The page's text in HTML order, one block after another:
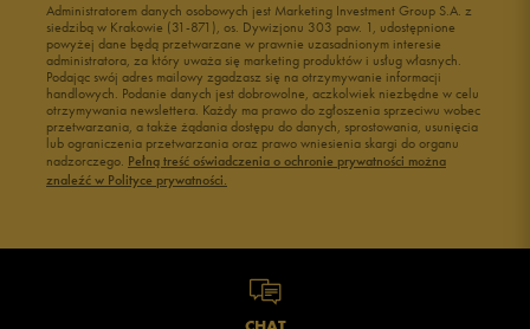
Administratorem danych osobowych jest Marketing Investment Group S.A. z
siedzibą w Krakowie (31-871), os. Dywizjonu 303 paw. 1, udostępnione
powyżej dane będą przetwarzane w prawnie uzasadnionym interesie
administratora, za który uważa się marketing produktów i usług własnych.
Podając swój adres mailowy zgadzasz się na otrzymywanie informacji
handlowych. Podanie danych jest dobrowolne, aczkolwiek niezbędne w celu
otrzymywania newslettera. Każdy ma prawo do zgłoszenia sprzeciwu wobec
przetwarzania, a także żądania dostępu do danych, sprostowania, usunięcia
lub ograniczenia przetwarzania oraz prawo wniesienia skargi do organu
nadzorczego. Pełną treść oświadczenia o ochronie prywatności można
znaleźć w Polityce prywatności.